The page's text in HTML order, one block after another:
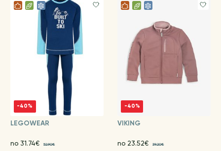
-40%
LEGOWEAR
no 31.74€ 52.90€
-40%
VIKING
no 23.52€ 39.20€